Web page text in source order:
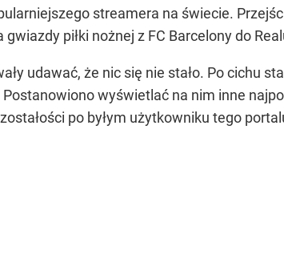
streamera na świecie.
piłki nożnej z FC Barcelony do
udawać, że nic się nie stało. Po cichu
wyświetlać na nim inne
po byłym użytkowniku tego